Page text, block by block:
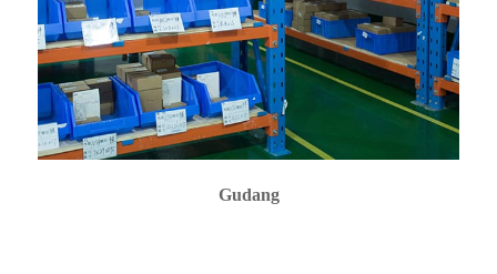
Gudang